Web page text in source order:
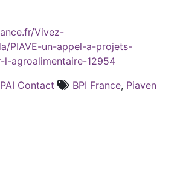
Vivez-
PIAVE-un-appel-a-projets-
l-agroalimentaire-12954
PAI Contact BPI France, Piaven